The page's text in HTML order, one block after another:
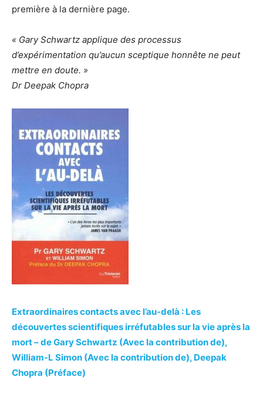
première à la dernière page.
« Gary Schwartz applique des processus
d’expérimentation qu’aucun sceptique honnête ne peut
mettre en doute. »
Dr Deepak Chopra
Extraordinaires contacts avec l’au-delà : Les
découvertes scientifiques irréfutables sur la vie après la
mort –deGary Schwartz (Avec la contribution de),
William-L Simon (Avec la contribution de), Deepak
Chopra (Préface)